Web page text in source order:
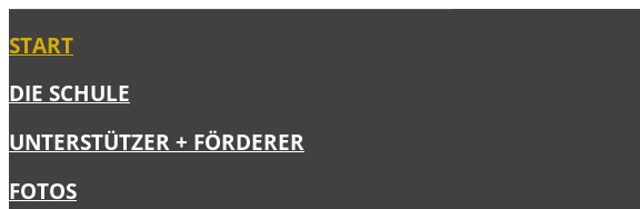
START
DIE SCHULE
UNTERSTÜTZER + FÖRDERER
FOTOS